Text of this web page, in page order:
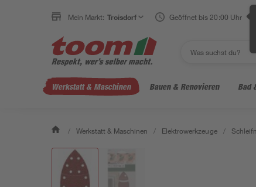
Mein Markt: Troisdorf Geöffnet bis 20:00 Uhr
Werkstatt & Maschinen Bauen & Renovieren Bad
/ Werkstatt & Maschinen / Elektrowerkzeuge /